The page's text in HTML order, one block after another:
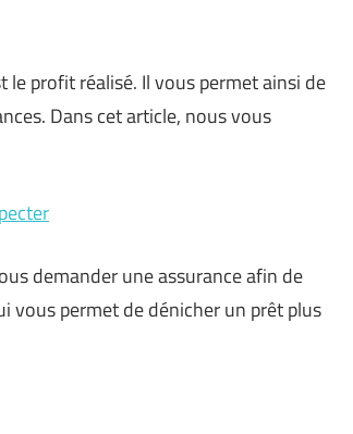
profit réalisé. Il vous permet ainsi de
Dans cet article, nous vous
demander une assurance afin de
vous permet de dénicher un prêt plus